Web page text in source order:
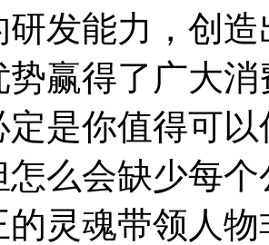
研发能力，创
势赢得了广大
定是你值得可
怎么会缺少每
的灵魂带领人